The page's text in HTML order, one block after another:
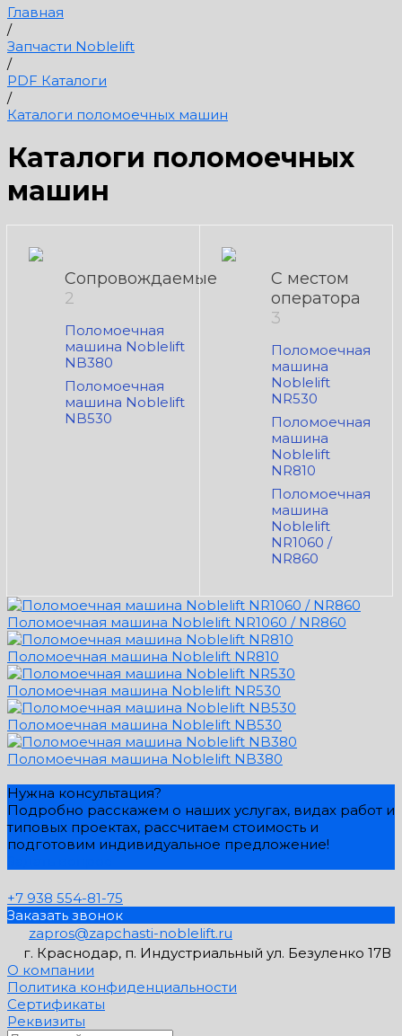
Главная
/
Запчасти Noblelift
/
PDF Каталоги
/
Каталоги поломоечных машин
Каталоги поломоечных
машин
Сопровождаемые
2
Поломоечная
машина Noblelift
NB380
Поломоечная
машина Noblelift
NB530
С местом
оператора
3
Поломоечная
машина
Noblelift
NR530
Поломоечная
машина
Noblelift
NR810
Поломоечная
машина
Noblelift
NR1060 /
NR860
Поломоечная машина Noblelift NR1060 / NR860
Поломоечная машина Noblelift NR810
Поломоечная машина Noblelift NR530
Поломоечная машина Noblelift NB530
Поломоечная машина Noblelift NB380
Нужна консультация?
Подробно расскажем о наших услугах, видах работ и
типовых проектах, рассчитаем стоимость и
подготовим индивидуальное предложение!
+7 938 554-81-75
Заказать звонок
zapros@zapchasti-noblelift.ru
г. Краснодар, п. Индустриальный ул. Безуленко 17В
О компании
Политика конфиденциальности
Сертификаты
Реквизиты